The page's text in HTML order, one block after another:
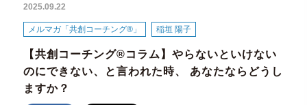
2025.09.22
メルマガ「共創コーチング®」 稲垣 陽子
【共創コーチング®︎コラム】やらないといけない
のにできない、と言われた時、 あなたならどうし
ますか？